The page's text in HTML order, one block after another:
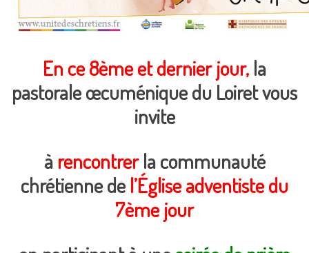
En ce 8ème et dernier jour, la
pastorale œcuménique du Loiret vous
invite
à rencontrerla communauté
chrétienne del’Église adventiste du
7ème jour